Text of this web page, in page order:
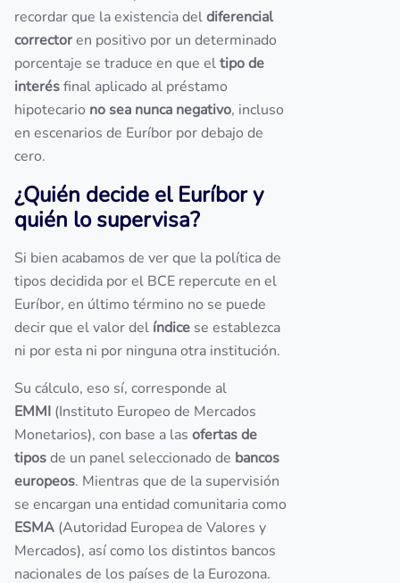
recordar que la existencia deldiferencial
correctoren positivo por un determinado
porcentaje se traduce en que eltipo de
interésfinal aplicado al préstamo
hipotecario no sea nunca negativo, incluso
en escenarios de Euríbor por debajo de
cero.
¿Quién decide el Euríbor y
quién lo supervisa?
Si bien acabamos de ver que la política de
tipos decidida por el BCE repercute en el
Euríbor, en último término no se puede
decir que el valor del índice se establezca
ni por esta ni por ninguna otra institución.
Su cálculo, eso sí, corresponde al
EMMI (Instituto Europeo de Mercados
Monetarios), con base a las ofertas de
tiposde un panel seleccionado de bancos
europeos. Mientras que de la supervisión
se encargan una entidad comunitaria como
ESMA (Autoridad Europea de Valores y
Mercados), así como los distintos bancos
nacionales de los países de la Eurozona.